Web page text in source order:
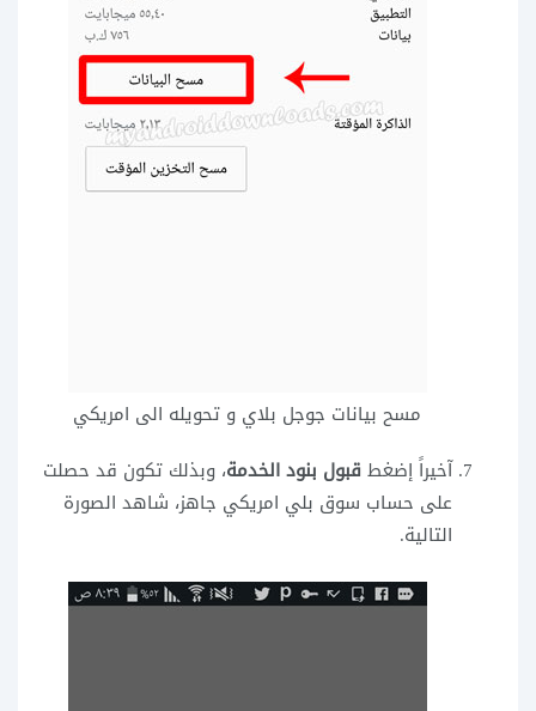
مسح بيانات جوجل بلاي و تحويله الى امريكي
آخيراً إضغط قبول بنود الخدمة، وبذلك تكون قد حصلت
على حساب سوق بلي امريكي جاهز، شاهد الصورة
التالية.